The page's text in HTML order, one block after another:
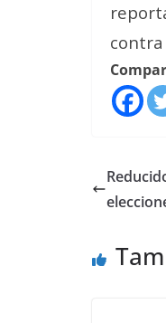
contra